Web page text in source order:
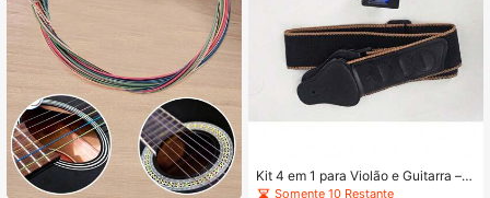
Kit 4 em 1 para Violão e Guitarra – A
finador Digital + Capotraste + Corre
Somente 10 Restante